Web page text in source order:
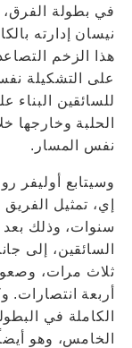
في بطولة
نيسان إدارته
هذا الزخم
على التشكيلة
للسائقين البناء
نفس المسار.
وسيتابع أوليفر
إي، تمثيل
سنوات، وذلك
السائقين، إلى
ثلاث مرات،
أربعة انتصارات.
الكاملة في
الخامس، وهو